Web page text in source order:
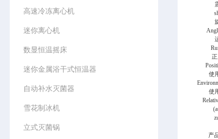
高速冷冻离心机
迷你离心机
数显恒温摇床
迷你金属浴干式恒温器
自动补水灭菌器
雪花制冰机
立式灭菌锅
使
使
产